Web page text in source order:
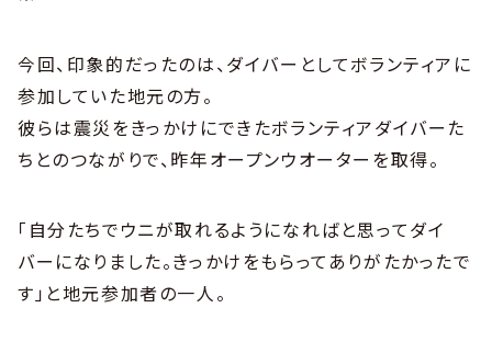
今回、印象的だったのは、ダイバーとしてボランティアに
参加していた地元の方。
彼らは震災をきっかけにできたボランティアダイバーた
ちとのつながりで、昨年オープンウオーターを取得。
「自分たちでウニが取れるようになればと思ってダイ
バーになりました。きっかけをもらってありがたかったで
す」と地元参加者の一人。